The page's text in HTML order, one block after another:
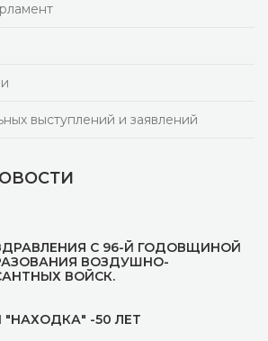
выступлений и заявлений
С 96-Й ГОДОВЩИНОЙ
ВОЗДУШНО-
ВОЙСК.
"НАХОДКА" -50 ЛЕТ